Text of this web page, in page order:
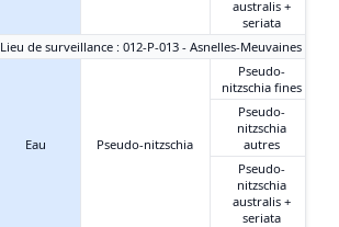
australis +
seriata
Lieu de surveillance : 012-P-013 - Asnelles-Meuvaines
Eau Pseudo-nitzschia
Pseudo-
nitzschia fines
Pseudo-
nitzschia
autres
Pseudo-
nitzschia
australis +
seriata